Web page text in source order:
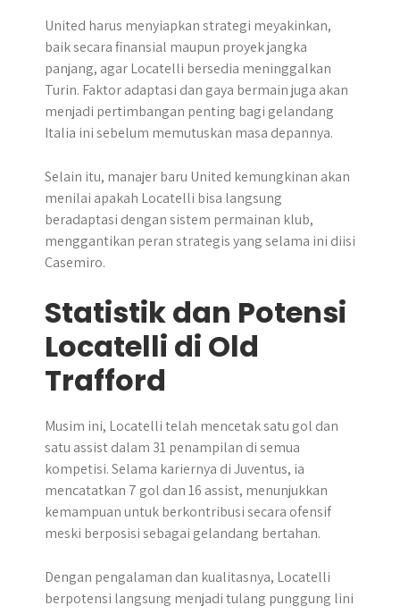
United harus menyiapkan strategi meyakinkan,
baik secara finansial maupun proyek jangka
panjang, agar Locatelli bersedia meninggalkan
Turin. Faktor adaptasi dan gaya bermain juga akan
menjadi pertimbangan penting bagi gelandang
Italia ini sebelum memutuskan masa depannya.
Selain itu, manajer baru United kemungkinan akan
menilai apakah Locatelli bisa langsung
beradaptasi dengan sistem permainan klub,
menggantikan peran strategis yang selama ini diisi
Casemiro.
Statistik dan Potensi
Locatelli di Old
Trafford
Musim ini, Locatelli telah mencetak satu gol dan
satu assist dalam 31 penampilan di semua
kompetisi. Selama kariernya di Juventus, ia
mencatatkan 7 gol dan 16 assist, menunjukkan
kemampuan untuk berkontribusi secara ofensif
meski berposisi sebagai gelandang bertahan.
Dengan pengalaman dan kualitasnya, Locatelli
berpotensi langsung menjadi tulang punggung lini